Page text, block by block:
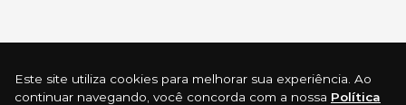
Este site utiliza cookies para melhorar sua experiência. Ao
continuar navegando, você concorda com a nossa Política